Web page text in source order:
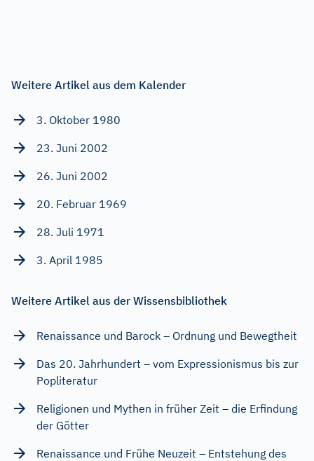
Weitere Artikel aus dem Kalender
3. Oktober 1980
23. Juni 2002
26. Juni 2002
20. Februar 1969
28. Juli 1971
3. April 1985
Weitere Artikel aus der Wissensbibliothek
Renaissance und Barock – Ordnung und Bewegtheit
Das 20. Jahrhundert – vom Expressionismus bis zur
Popliteratur
Religionen und Mythen in früher Zeit – die Erfindung
der Götter
Renaissance und Frühe Neuzeit – Entstehung des